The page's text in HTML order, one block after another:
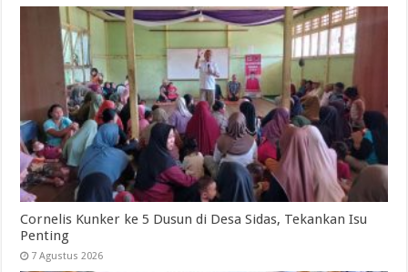
Cornelis Kunker ke 5 Dusun di Desa Sidas, Tekankan Isu
Penting
7 Agustus 2026